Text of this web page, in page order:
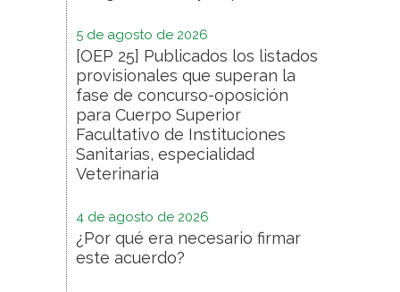
5 de agosto de 2026
[OEP 25] Publicados los listados
provisionales que superan la
fase de concurso-oposición
para Cuerpo Superior
Facultativo de Instituciones
Sanitarias, especialidad
Veterinaria
4 de agosto de 2026
¿Por qué era necesario firmar
este acuerdo?